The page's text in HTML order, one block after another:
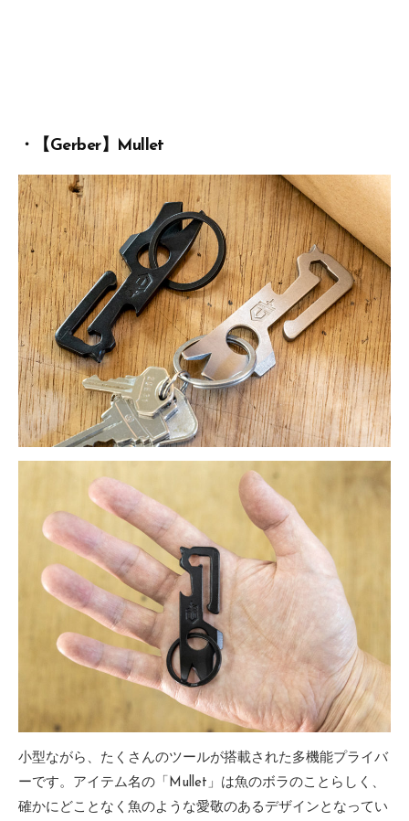
・【Gerber】Mullet
小型ながら、たくさんのツールが搭載された多機能プライバ
ーです。アイテム名の「Mullet」は魚のボラのことらしく、
確かにどことなく魚のような愛敬のあるデザインとなってい